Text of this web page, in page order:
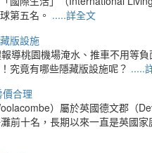
第五名。 .....詳全文
版設施
導桃園機場淹水、推車不用等
究竟有哪些隱藏版設施呢？ .....
合理
）屬於英國德文郡（
前十名，長期以來一直是英國